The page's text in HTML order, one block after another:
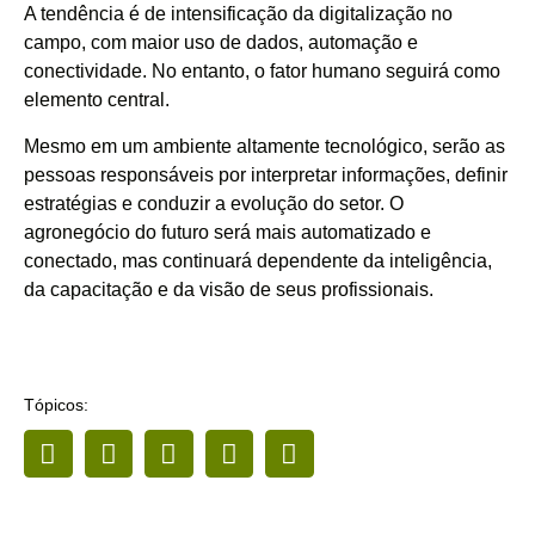
A tendência é de intensificação da digitalização no
campo, com maior uso de dados, automação e
conectividade. No entanto, o fator humano seguirá como
elemento central.
Mesmo em um ambiente altamente tecnológico, serão as
pessoas responsáveis por interpretar informações, definir
estratégias e conduzir a evolução do setor. O
agronegócio do futuro será mais automatizado e
conectado, mas continuará dependente da inteligência,
da capacitação e da visão de seus profissionais.
Tópicos: